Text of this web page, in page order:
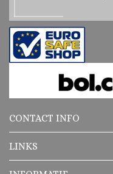
CONTACT INFO
LINKS